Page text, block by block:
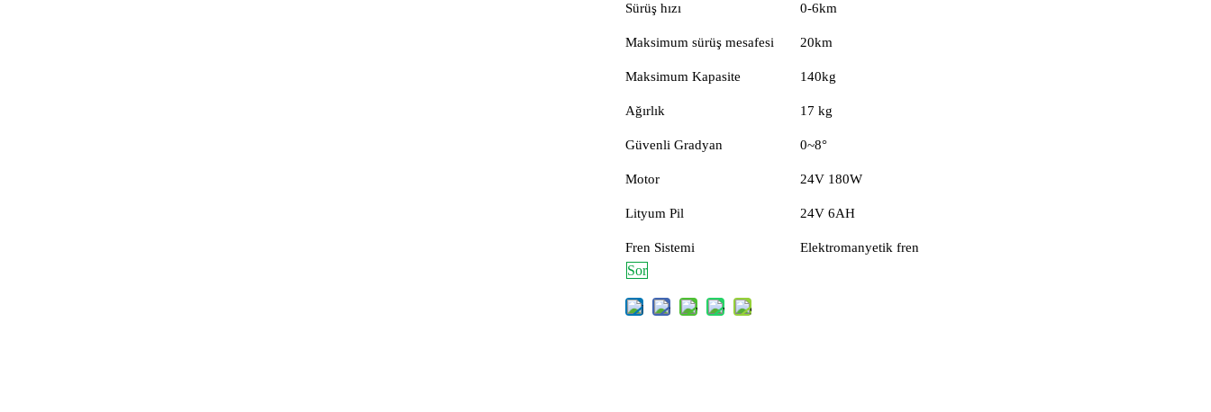
Sürüş hızı 0-6km
Maksimum sürüş mesafesi 20km
Maksimum Kapasite 140kg
Ağırlık 17 kg
Güvenli Gradyan 0~8°
Motor 24V 180W
Lityum Pil 24V 6AH
Fren Sistemi Elektromanyetik fren
Sor